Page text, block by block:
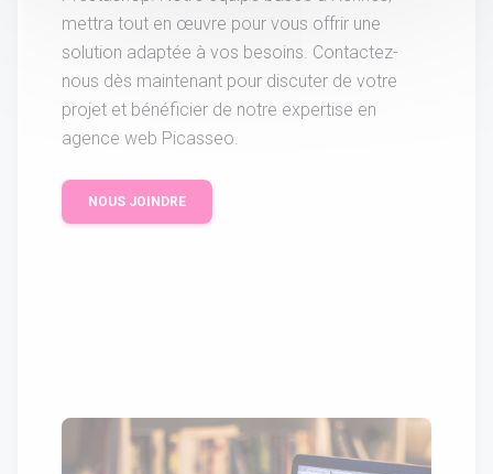
mettra tout en œuvre pour vous offrir une
solution adaptée à vos besoins. Contactez-
nous dès maintenant pour discuter de votre
projet et bénéficier de notre expertise en
agence web Picasseo.
NOUS JOINDRE